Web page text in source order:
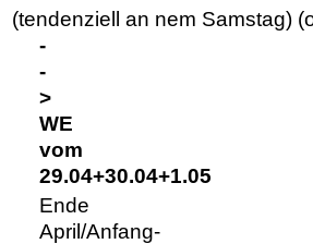
(tendenziell an nem Samstag)
-
-
>
WE
vom
29.04+30.04+1.05
Ende
April/Anfang-